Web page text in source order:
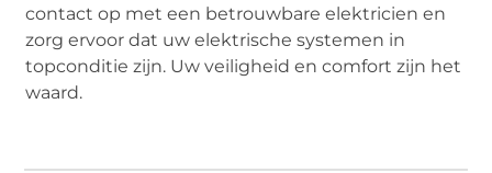
contact op met een betrouwbare elektricien en
zorg ervoor dat uw elektrische systemen in
topconditie zijn. Uw veiligheid en comfort zijn het
waard.